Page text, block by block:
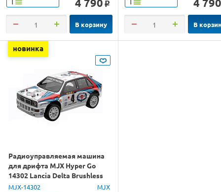
o
В корзину В
новинка
Радиоуправляемая машина
для дрифта MJX Hyper Go
14302 Lancia Delta Brushless
4WD 2.4G LED 1/14 RTR
MJX-14302 MJX